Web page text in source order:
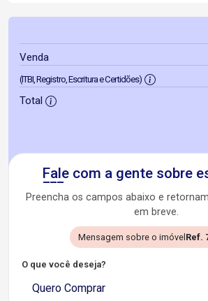
Venda
(ITBI, Registro, Escritura e Certidões)
Total
Fale com a gente sobre
Preencha os campos abaixo e
em breve.
Mensagem sobre o imóvel Ref.
O que você deseja?
Quero Comprar